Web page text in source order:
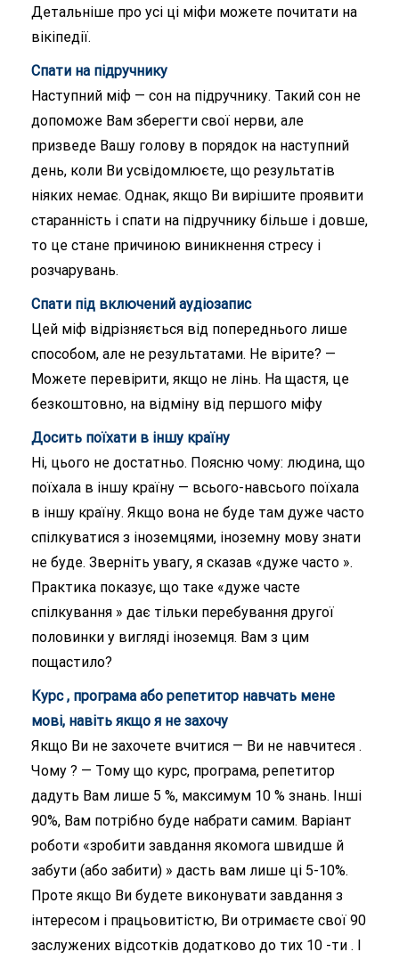
Детальніше про усі ці міфи можете почитати на
вікіпедії.
Спати на підручнику
Наступний міф — сон на підручнику. Такий сон не
допоможе Вам зберегти свої нерви, але
призведе Вашу голову в порядок на наступний
день, коли Ви усвідомлюєте, що результатів
ніяких немає. Однак, якщо Ви вирішите проявити
старанність і спати на підручнику більше і довше,
то це стане причиною виникнення стресу і
розчарувань.
Спати під включений аудіозапис
Цей міф відрізняється від попереднього лише
способом, але не результатами. Не вірите? —
Можете перевірити, якщо не лінь. На щастя, це
безкоштовно, на відміну від першого міфу
Досить поїхати в іншу країну
Ні, цього не достатньо. Поясню чому: людина, що
поїхала в іншу країну — всього-навсього поїхала
в іншу країну. Якщо вона не буде там дуже часто
спілкуватися з іноземцями, іноземну мову знати
не буде. Зверніть увагу, я сказав «дуже часто ».
Практика показує, що таке «дуже часте
спілкування » дає тільки перебування другої
половинки у вигляді іноземця. Вам з цим
пощастило?
Курс , програма або репетитор навчать мене
мові, навіть якщо я не захочу
Якщо Ви не захочете вчитися — Ви не навчитеся .
Чому ? — Тому що курс, програма, репетитор
дадуть Вам лише 5 %, максимум 10 % знань. Інші
90%, Вам потрібно буде набрати самим. Варіант
роботи «зробити завдання якомога швидше й
забути (або забити) » дасть вам лише ці 5-10%.
Проте якщо Ви будете виконувати завдання з
інтересом і працьовитістю, Ви отримаєте свої 90
заслужених відсотків додатково до тих 10 -ти . І